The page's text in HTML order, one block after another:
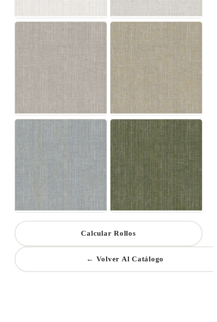
Calcular Rollos
← Volver Al Catálogo